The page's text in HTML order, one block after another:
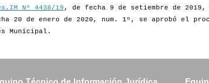
Nº 4438/19 , de fecha 9 de setiembre de
20 de enero de 2020, num. 1º, se aprobó el
Municipal.